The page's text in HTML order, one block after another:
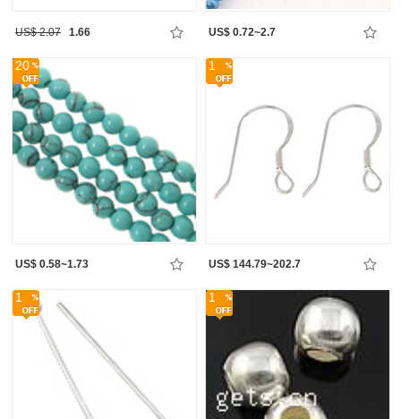
US$ 2.07 1.66 US$ 0.72~2.7
20
US$ 0.58~1.73
1
US$ 144.79~202.7
1 1